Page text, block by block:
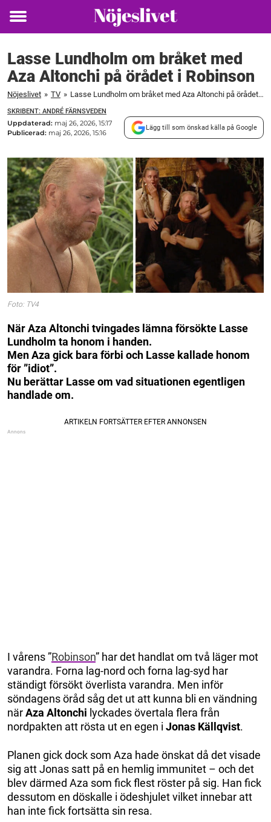
Toggle
Lasse Lundholm om bråket med
Aza Altonchi på örådet i Robinson
Nöjeslivet » TV » Lasse Lundholm om bråket med Aza Altonchi på örådet i Robinson
SKRIBENT: ANDRÉ FÄRNSVEDEN
Uppdaterad: maj 26, 2026, 15:17
Publicerad: maj 26, 2026, 15:16
Lägg till som önskad källa på Google
Foto: TV4
När Aza Altonchi tvingades lämna försökte Lasse
Lundholm ta honom i handen.
Men Aza gick bara förbi och Lasse kallade honom
för ”idiot”.
Nu berättar Lasse om vad situationen egentligen
handlade om.
I vårens ”Robinson” har det handlat om två läger mot
varandra. Forna lag-nord och forna lag-syd har
ständigt försökt överlista varandra. Men inför
söndagens öråd såg det ut att kunna bli en vändning
närAza Altonchi lyckades övertala flera från
nordpakten att rösta ut en egen i Jonas Källqvist.
Planen gick dock som Aza hade önskat då det visade
sig att Jonas satt på en hemlig immunitet – och det
blev därmed Aza som fick flest röster på sig. Han fick
dessutom en döskalle i ödeshjulet vilket innebar att
han inte fick fortsätta sin resa.